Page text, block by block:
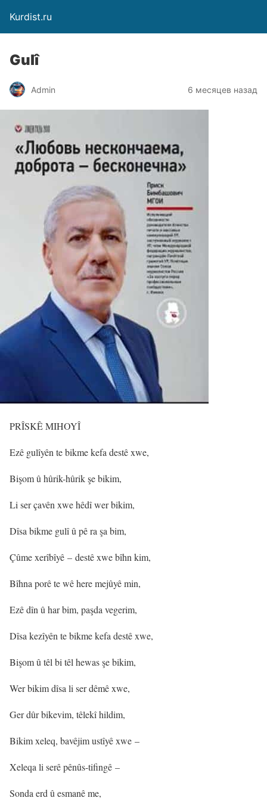
Kurdist.ru
Gulî
Admin 6 месяцев назад
PRÎSKÊ MIHOYÎ
Ezê gulîyên te bikme kefa destê xwe,
Bişom û hûrik-hûrik şe bikim,
Li ser çavên xwe hêdî wer bikim,
Dîsa bikme gulî û pê ra şa bim,
Çûme xerîbîyê – destê xwe bîhn kim,
Bîhna porê te wê here mejûyê min,
Ezê dîn û har bim, paşda vegerim,
Dîsa kezîyên te bikme kefa destê xwe,
Bişom û têl bi têl hewas şe bikim,
Wer bikim dîsa li ser dêmê xwe,
Ger dûr bikevim, têlekî hildim,
Bikim xeleq, bavêjim ustîyê xwe –
Xeleqa li serê pênûs-tifingê –
Sonda erd û esmanê me,